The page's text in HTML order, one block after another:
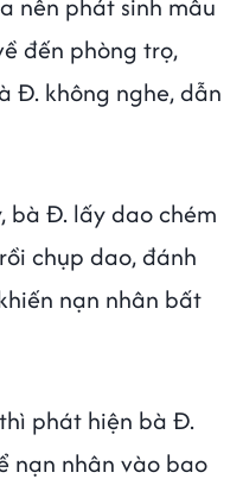
đến phòng trọ,
Đ. không nghe, dẫn
bà Đ. lấy dao chém
chụp dao, đánh
nạn nhân bất
phát hiện bà Đ.
nạn nhân vào bao